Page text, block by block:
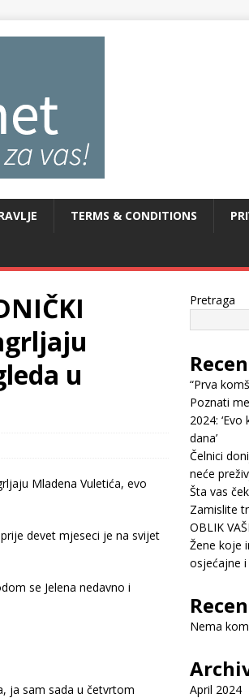
TERMS & CONDITIONS
u
devet mjeseci je na svijet
se Jelena nedavno i
ja sam sada u četvrtom
Pretraga
“Prva
Poznati
2024:
dana’
Čelnici
neće
Šta vas
Zamislite
OBLIK
Žene koje
osjećajne i
Nema
April 2024